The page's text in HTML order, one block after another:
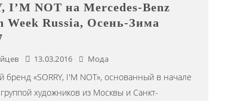
I’M NOT на Mercedes-Benz
Week Russia, Осень-Зима
13.03.2016 Мода
бренд «SORRY, I'M NOT», основанный в начале
художников из Москвы и Санкт-